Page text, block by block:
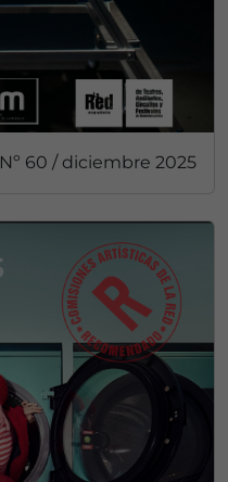
Nº 60 / diciembre 2025